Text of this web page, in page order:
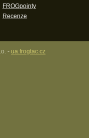
FROGpointy
Recenze
- ua.frogtac.cz